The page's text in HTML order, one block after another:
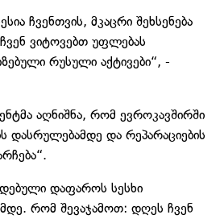
ჩვენთვის, მკაცრი შეხსენება
ვიტოვებთ უფლებას
რუსული აქტივები“, -
აღნიშნა, რომ ევროკავშირში
დასრულებამდე და რეპარაციების
დაფაროს სესხი
რომ შევაჯამოთ: დღეს ჩვენ